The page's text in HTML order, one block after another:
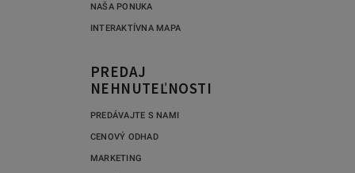
NAŠA PONUKA
INTERAKTÍVNA MAPA
PREDAJ
NEHNUTEĽNOSTI
PREDÁVAJTE S NAMI
CENOVÝ ODHAD
MARKETING